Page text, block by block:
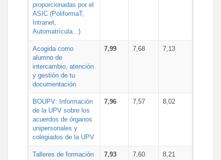
proporcionadas por el
ASIC (PoliformaT,
Intranet,
Automatrícula...)
Acogida como
alumno de
intercambio, atención
y gestión de tu
documentación
7,99 7,68 7,13
BOUPV: Información
de la UPV sobre los
acuerdos de órganos
unipersonales y
colegiados de la UPV
7,96 7,57 8,02
Talleres de formación
7,93 7,60 8,21